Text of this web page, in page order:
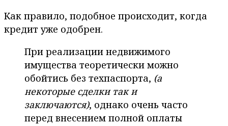
Как правило, подобное происходит, когда
кредит уже одобрен.
При реализации недвижимого
имущества теоретически можно
обойтись без техпаспорта, (а
некоторые сделки так и
заключаются), однако очень часто
перед внесением полной оплаты